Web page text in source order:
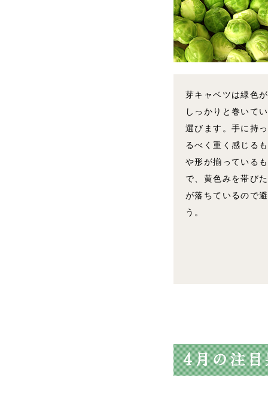
芽キャベツは緑色
しっかりと巻いて
選びます。手に持
るべく重く感じる
や形が揃っている
で、黄色みを帯び
が落ちているので
う。